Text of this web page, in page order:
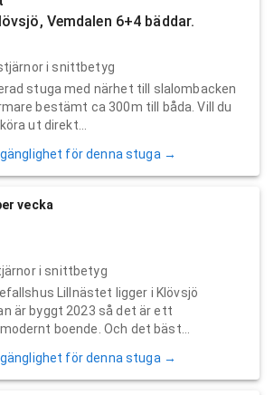
Vemdalen 6+4 bäddar.
i snittbetyg
stuga med närhet till slalombacken
bestämt ca 300m till båda. Vill du
ut direkt...
för denna stuga →
vecka
i snittbetyg
Lillnästet ligger i Klövsjö
är byggt 2023 så det är ett
boende. Och det bäst...
för denna stuga →